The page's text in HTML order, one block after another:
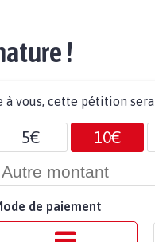
!
à vous, cette pétition sera
5€ 10€
de paiement